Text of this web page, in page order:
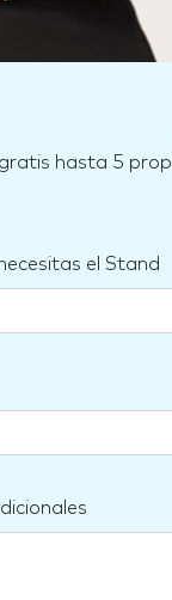
gratis hasta 5
el Stand